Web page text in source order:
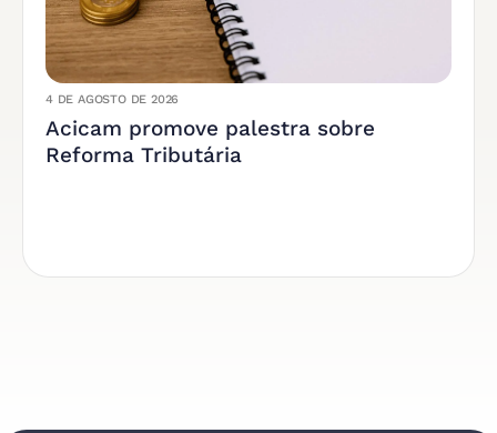
4 DE AGOSTO DE 2026
Acicam promove palestra sobre
Reforma Tributária